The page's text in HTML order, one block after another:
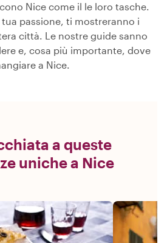
Nice come il le loro tasche.
passione, ti mostreranno i
città. Le nostre guide sanno
e, cosa più importante, dove
a Nice.
a queste
uniche a Nice